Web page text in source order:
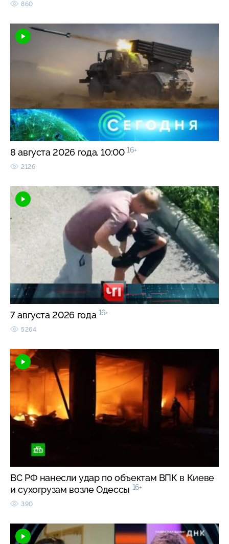
860
8 августа 2026 года. 10:00 16+
2126
7 августа 2026 года 16+
5264
ВС РФ нанесли удар по объектам ВПК в Киеве
и сухогрузам возле Одессы 16+
390